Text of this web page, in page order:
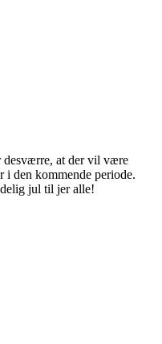
desværre, at der vil være
den kommende periode.
jul til jer alle!